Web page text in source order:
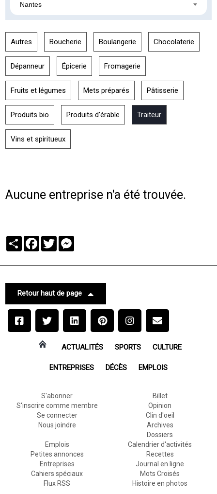
Nantes
Autres Boucherie Boulangerie Chocolaterie
Dépanneur Épicerie Fromagerie
Fruits et légumes Mets préparés Pâtisserie
Produits bio Produits d'érable Traiteur
Vins et spiritueux
Aucune entreprise n'a été trouvée.
PartagerFacebook
Twitter
Retour haut de page
ACTUALITÉS SPORTS CULTURE
ENTREPRISES DÉCÈS EMPLOIS
S'abonner
S'inscrire comme membre
Se connecter
Nous joindre
Billet
Opinion
Clin d'oeil
Archives
Dossiers
Emplois
Petites annonces
Entreprises
Cahiers spéciaux
Flux RSS
Calendrier d'activités
Recettes
Journal en ligne
Mots Croisés
Histoire en photos